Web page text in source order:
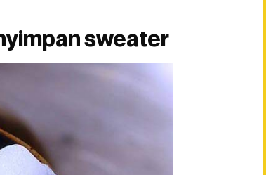
sweater